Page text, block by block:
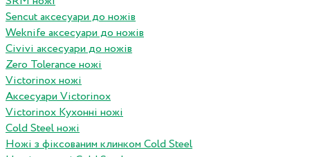
Sencut аксесуари до ножів
Weknife аксесуари до ножів
Civivi аксесуари до ножів
Zero Tolerance ножі
Victorinox ножі
Аксесуари Victorinox
Victorinox Кухонні ножі
Cold Steel ножі
Ножі з фіксованим клинком Cold Steel